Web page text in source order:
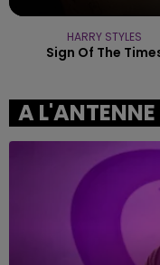
HARRY STYLES
Sign Of The
A L'ANTENNE